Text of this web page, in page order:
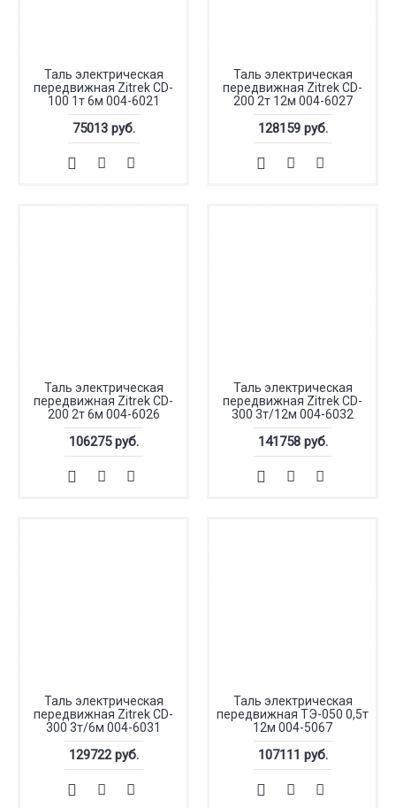
Таль электрическая
передвижная Zitrek CD-
100 1т 6м 004-6021
75013 руб.
Таль электрическая
передвижная Zitrek CD-
200 2т 12м 004-6027
128159 руб.
Таль электрическая
передвижная Zitrek CD-
200 2т 6м 004-6026
106275 руб.
Таль электрическая
передвижная Zitrek CD-
300 3т/12м 004-6032
141758 руб.
Таль электрическая
передвижная Zitrek CD-
300 3т/6м 004-6031
129722 руб.
Таль электрическая
передвижная ТЭ-050 0,5т
12м 004-5067
107111 руб.